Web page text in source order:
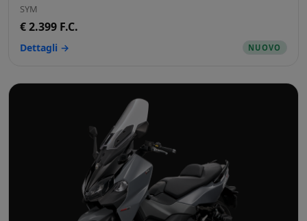
SYM
€ 2.399 F.C.
Dettagli → NUOVO